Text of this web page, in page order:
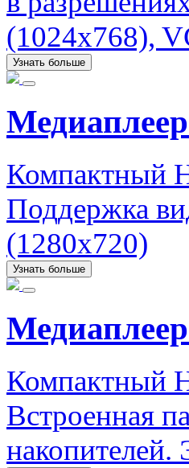
(1024x768),
Узнать больше
Компактный
Поддержка
(1280x720)
Узнать больше
Компактный
Встроенная
накопителей.